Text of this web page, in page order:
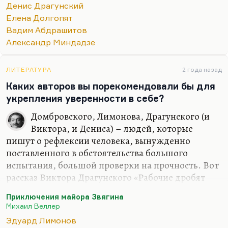
классическую толстовско-чеховско-тургеневскую
традицию, и все разговоры о том, что он
новатор,…
ощущение нового жанра. Вот Денис Драгунский
в свое время популяризовал такой жанр, как
«рассказ на одной ладони». То есть это рассказ,
который можно накрыть ладонью одной руки.
Денис Драгунский – это проза будущего, многих
блогеров он научил.
Второй автор такого же класса – это Елена
Долгопят. Она сценарист, но она принесла в
прозу… Вот, это очень важно: она…
Денис Драгунский
Елена Долгопят
Вадим Абдрашитов
Александр Миндадзе
ЛИТЕРАТУРА 2 года назад
Каких авторов вы порекомендовали бы для
укрепления уверенности в себе?
Домбровского, Лимонова, Драгунского (и
Виктора, и Дениса) – людей, которые
пишут о рефлексии человека, вынужденно
поставленного в обстоятельства большого
испытания, большой проверки на прочность. Вот
рассказ Виктора Драгунского «Рабочие дробят
способствует воспитанию уверенности в себе. Ну
как «воспитанию уверенности»?» Видите, Денис
Приключения майора Звягина
Михаил Веллер
Эдуард Лимонов